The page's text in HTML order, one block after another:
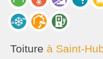
Toiture à Saint-